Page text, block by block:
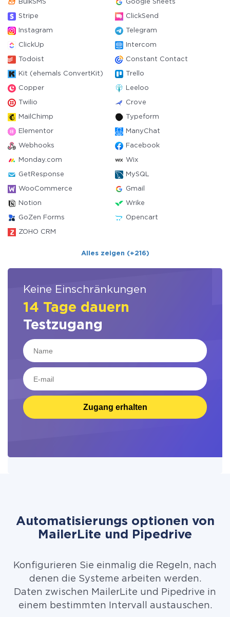
BulkSMS Google Sheets
Stripe ClickSend
Instagram Telegram
ClickUp Intercom
Todoist Constant Contact
Kit (ehemals ConvertKit) Trello
Copper Leeloo
Twilio Crove
MailChimp Typeform
Elementor ManyChat
Webhooks Facebook
Monday.com Wix
GetResponse MySQL
WooCommerce Gmail
Notion Wrike
GoZen Forms Opencart
ZOHO CRM
Alles zeigen (+216)
Keine Einschränkungen
14 Tage dauern
Testzugang
Zugang erhalten
Automatisierungs optionen von
MailerLite und Pipedrive
Konfigurieren Sie einmalig die Regeln, nach
denen die Systeme arbeiten werden.
Daten zwischen MailerLite und Pipedrive in
einem bestimmten Intervall austauschen.